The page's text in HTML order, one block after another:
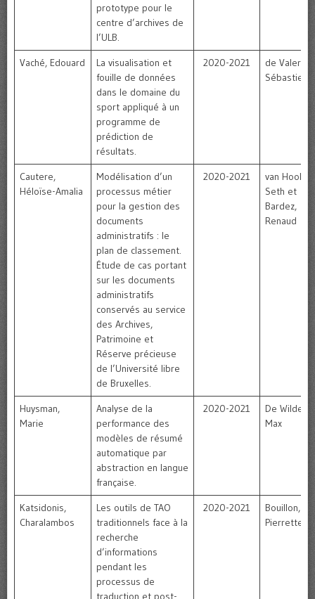
prototype pour le
centre d’archives de
l’ULB.
Vaché, Edouard
La visualisation et
fouille de données
dans le domaine du
sport appliqué à un
programme de
prédiction de
résultats.
2020-2021
de
Sébastien
Cautere,
Héloïse-Amalia
Modélisation d’un
processus métier
pour la gestion des
documents
administratifs : le
plan de classement.
Étude de cas portant
sur les documents
administratifs
conservés au service
des Archives,
Patrimoine et
Réserve précieuse
de l’Université libre
de Bruxelles.
2020-2021
van
Seth et
Bardez,
Renaud
Huysman,
Marie
Analyse de la
performance des
modèles de résumé
automatique par
abstraction en langue
française.
2020-2021
De Wilde,
Max
Katsidonis,
Charalambos
Les outils de TAO
traditionnels face à la
recherche
d’informations
pendant les
processus de
traduction et post-
2020-2021
Bouillon,
Pierrette